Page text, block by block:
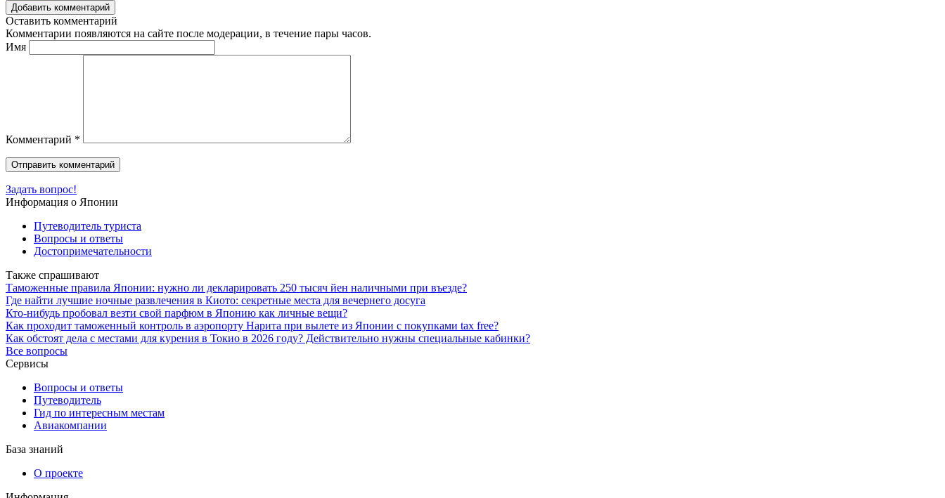
Добавить комментарий
Оставить комментарий
Комментарии появляются на сайте после модерации, в течение пары часов.
Имя
Комментарий *
Задать вопрос!
Информация о Японии
Путеводитель туриста
Вопросы и ответы
Достопримечательности
Также спрашивают
Таможенные правила Японии: нужно ли декларировать 250 тысяч йен наличными при въезде?
Где найти лучшие ночные развлечения в Киото: секретные места для вечернего досуга
Кто-нибудь пробовал везти свой парфюм в Японию как личные вещи?
Как проходит таможенный контроль в аэропорту Нарита при вылете из Японии с покупками tax free?
Как обстоят дела с местами для курения в Токио в 2026 году? Действительно нужны специальные кабинки?
Все вопросы
Сервисы
Вопросы и ответы
Путеводитель
Гид по интересным местам
Авиакомпании
База знаний
О проекте